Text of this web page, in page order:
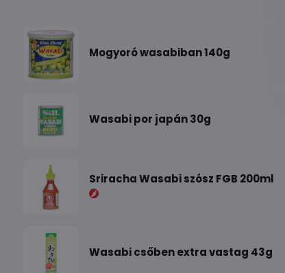
Mogyoró wasabiban 140g
Wasabi por japán 30g
Sriracha Wasabi szósz FGB 200ml
Wasabi csőben extra vastag 43g